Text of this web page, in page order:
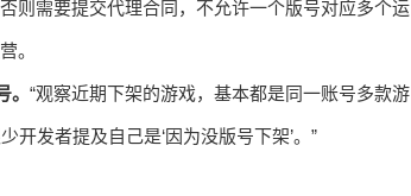
则需要提交代理合同，不允许一个版号对应多个运
。
“观察近期下架的游戏，基本都是同一账号多款游
开发者提及自己是‘因为没版号下架’。”